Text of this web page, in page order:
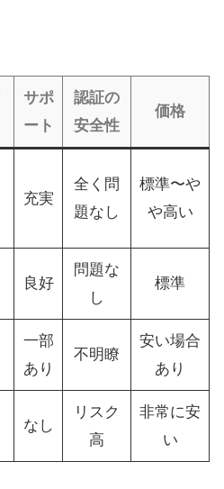
サポ
ート
認証の
安全性
価格
充実
全く問
題なし
標準〜や
や高い
良好
問題な
し
標準
一部
あり
不明瞭
安い場合
あり
なし
リスク
高
非常に安
い